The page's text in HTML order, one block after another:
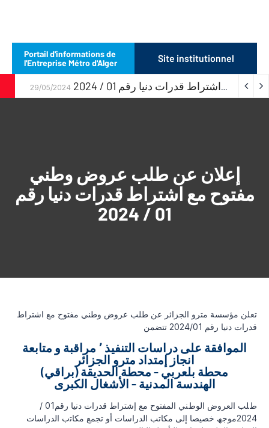
Portail d'informations de
l'Entreprise Métro d'Alger
Site institutionnel
إعلان عن طلب عروض وطني مفتوح مع اشتراط قدرات دنيا رقم 01 / 2024 29/05/2024
إعلان عن طلب عروض وطني
مفتوح مع اشتراط قدرات دنيا رقم
01 / 2024
تعلن مؤسسة مترو الجزائر عن طلب عروض وطني مفتوح مع اشتراط
قدرات دنيا رقم 2024/01 تتضمن
الموافقة على دراسات التنفيذ ٬ مراقبة و متابعة
انجاز إمتداد مترو الجزائر
محطة بلعربي - محطة الحديقة (براقي)
الهندسة المدنية - الأشغال الكبرى
طﻠﺐ اﻟﻌﺮوض اﻟﻮطﻨﻲ اﻟﻤﻔﺘﻮح ﻣﻊ إﺷﺘﺮاط ﻗﺪرات دﻧﯿﺎ رﻗﻢ01 /
2024ﻣﻮﺟﮫ ﺧﺼﯿﺼﺎ إﻟﻰ ﻣﻜﺎﺗﺐ اﻟﺪراﺳﺎت أو ﺗﺠﻤﻊ ﻣﻜﺎﺗب اﻟﺪراﺳﺎت